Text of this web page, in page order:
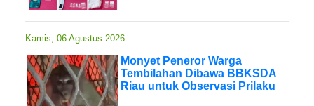
Kamis, 06 Agustus 2026
Monyet Peneror Warga
Tembilahan Dibawa BBKSDA
Riau untuk Observasi Prilaku